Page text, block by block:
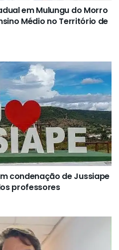
em Mulungu do Morro
Médio no Território de
condenação de Jussiape
professores